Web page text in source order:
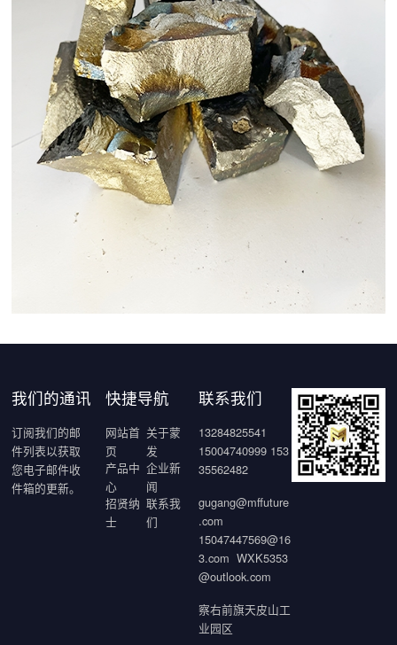
我们的通讯
订阅我们的邮
件列表以获取
您电子邮件收
件箱的更新。
快捷导航
网站首
页
关于蒙
发
产品中
心
企业新
闻
招贤纳
士
联系我
们
联系我们
13284825541
15004740999 153
35562482
gugang@mffuture
.com
15047447569@16
3.com WXK5353
@outlook.com
察右前旗天皮山工
业园区